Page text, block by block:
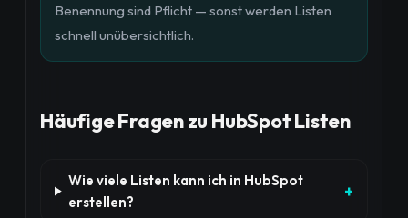
Benennung sind Pflicht — sonst werden Listen
schnell unübersichtlich.
Häufige Fragen zu HubSpot Listen
Wie viele Listen kann ich in HubSpot
erstellen?